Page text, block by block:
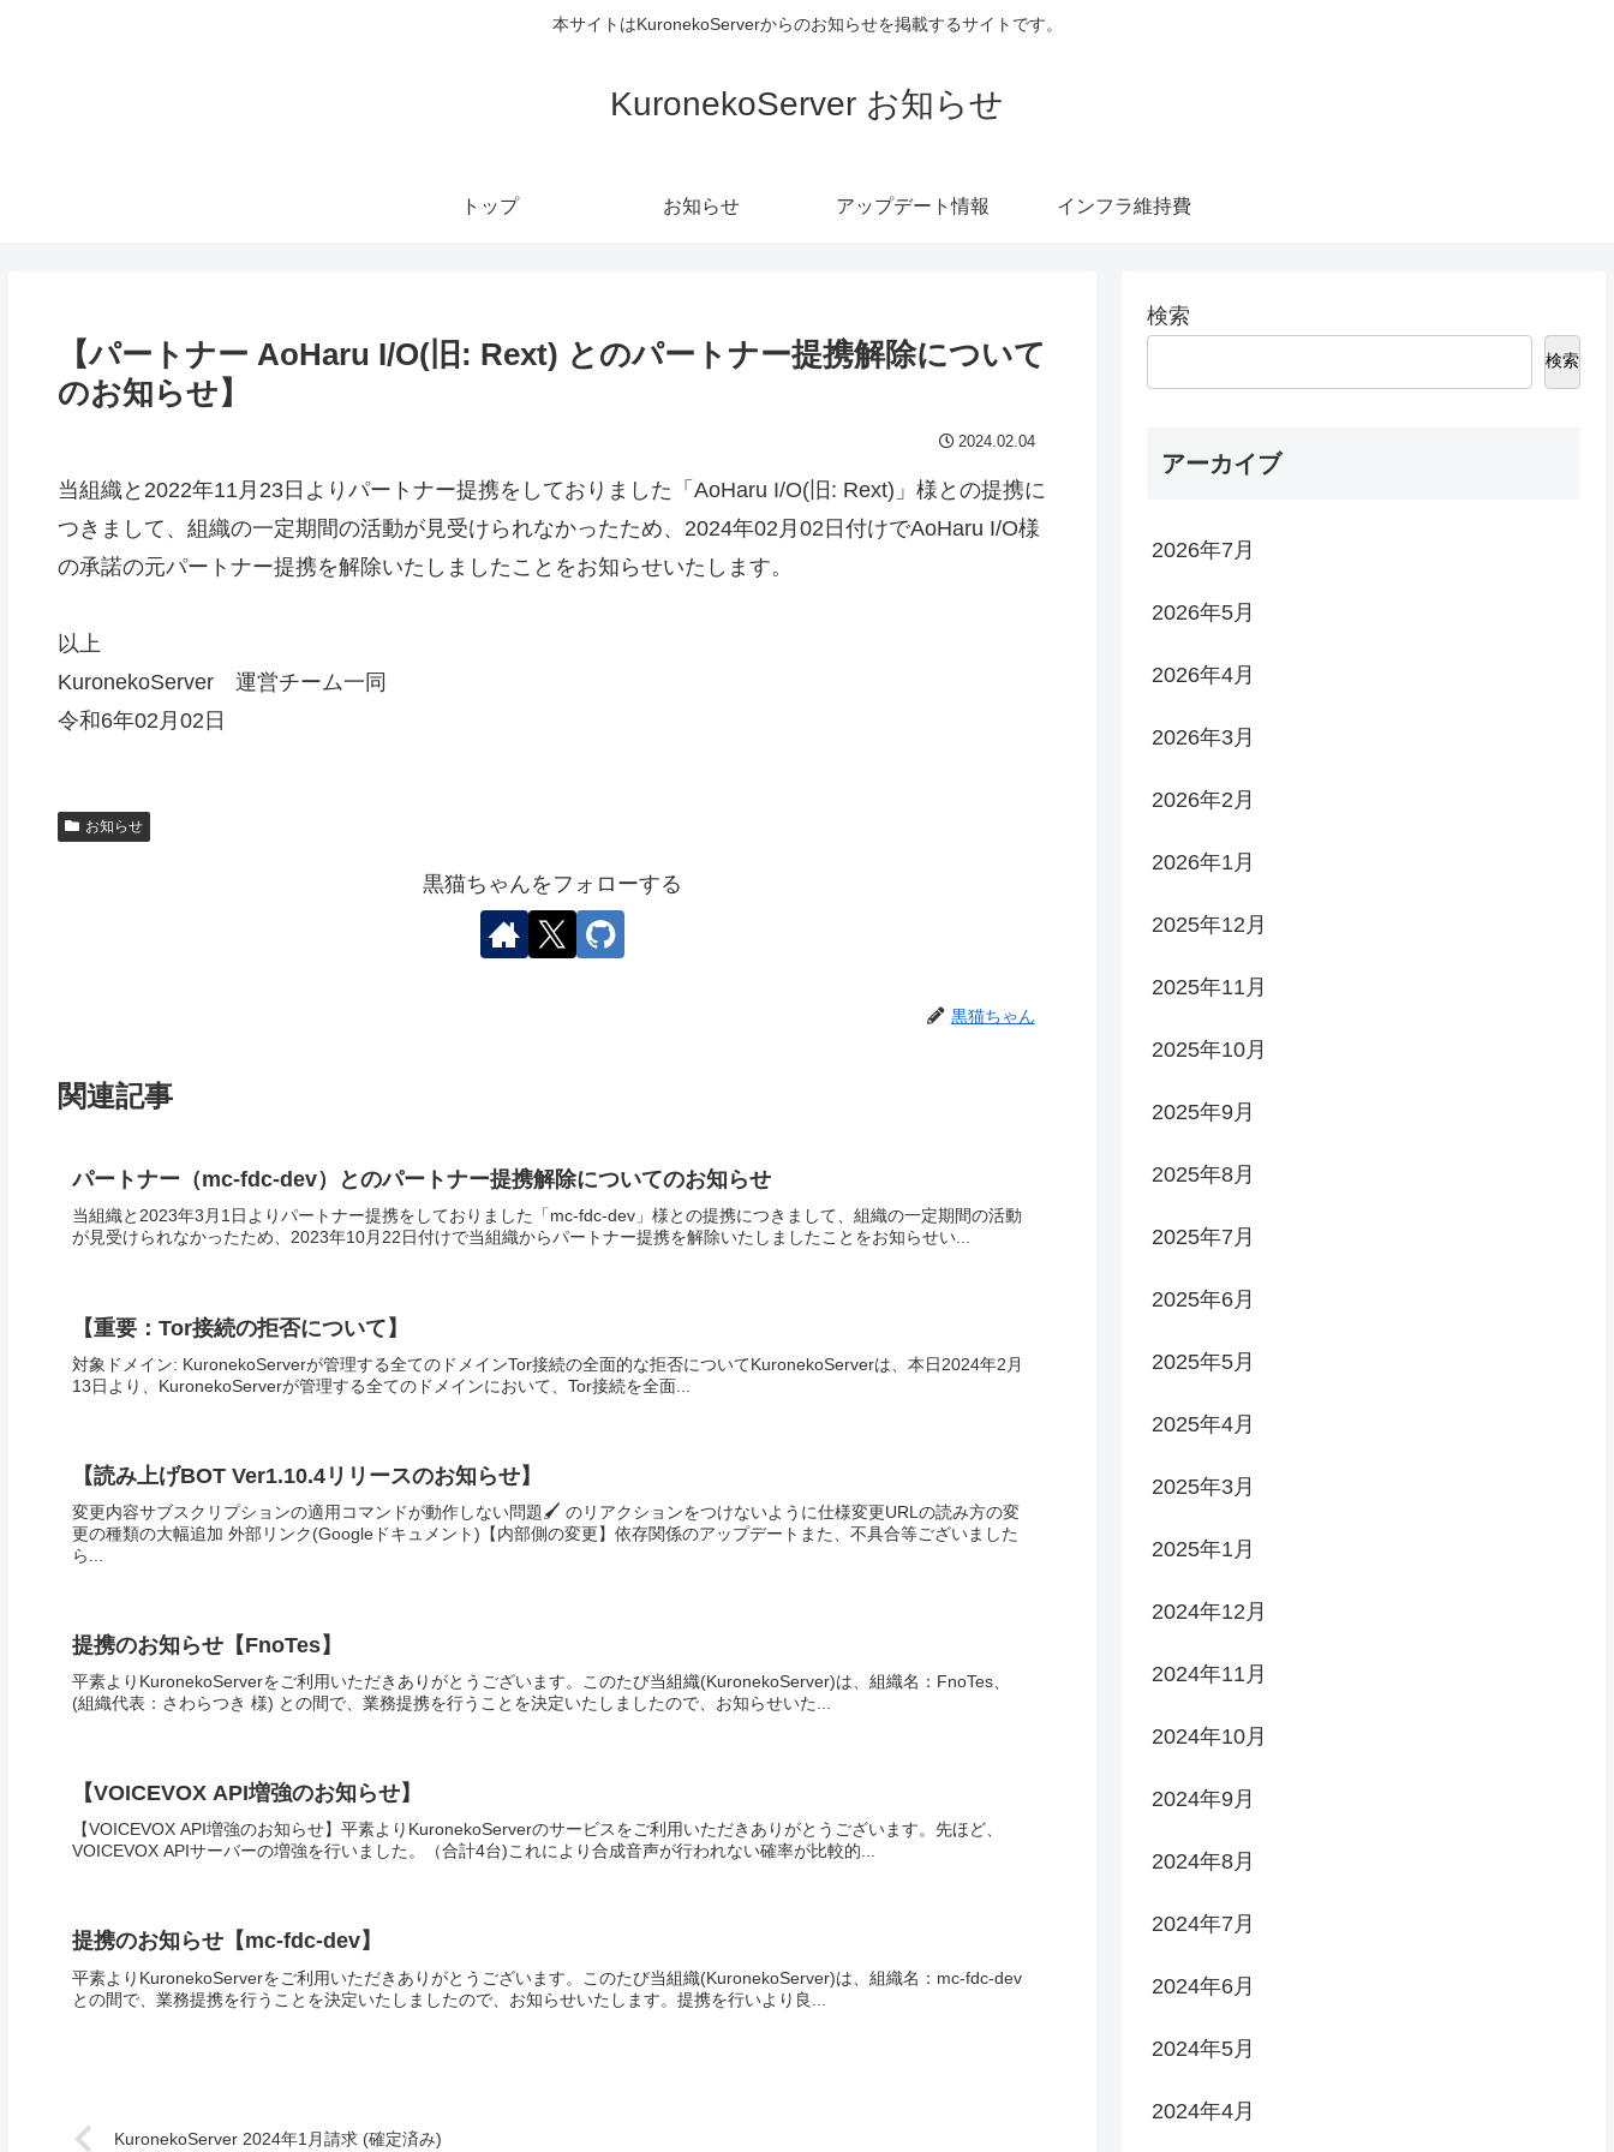
本サイトはKuronekoServerからのお知らせを掲載するサイトです。
KuronekoServer お知らせ
トップ お知らせ アップデート情報 インフラ維持費
【パートナー AoHaru I/O(旧: Rext) とのパートナー提携解除について
のお知らせ】
2024.02.04
当組織と2022年11月23日よりパートナー提携をしておりました「AoHaru I/O(旧: Rext)」様との提携に
つきまして、組織の一定期間の活動が見受けられなかったため、2024年02月02日付けでAoHaru I/O様
の承諾の元パートナー提携を解除いたしましたことをお知らせいたします。
以上
KuronekoServer 運営チーム一同
令和6年02月02日
お知らせ
黒猫ちゃんをフォローする
黒猫ちゃん
関連記事
パートナー（mc-fdc-dev）とのパートナー提携解除についてのお知らせ
当組織と2023年3月1日よりパートナー提携をしておりました「mc-fdc-dev」様との提携につきまして、組織の一定期間の活動
が見受けられなかったため、2023年10月22日付けで当組織からパートナー提携を解除いたしましたことをお知らせい...
【重要：Tor接続の拒否について】
対象ドメイン: KuronekoServerが管理する全てのドメインTor接続の全面的な拒否についてKuronekoServerは、本日2024年2月
13日より、KuronekoServerが管理する全てのドメインにおいて、Tor接続を全面...
【読み上げBOT Ver1.10.4リリースのお知らせ】
変更内容サブスクリプションの適用コマンドが動作しない問題🖌 のリアクションをつけないように仕様変更URLの読み方の変
更の種類の大幅追加 外部リンク(Googleドキュメント)【内部側の変更】依存関係のアップデートまた、不具合等ございました
ら...
提携のお知らせ【FnoTes】
平素よりKuronekoServerをご利用いただきありがとうございます。このたび当組織(KuronekoServer)は、組織名：FnoTes、
(組織代表：さわらつき 様) との間で、業務提携を行うことを決定いたしましたので、お知らせいた...
【VOICEVOX API増強のお知らせ】
【VOICEVOX API増強のお知らせ】平素よりKuronekoServerのサービスをご利用いただきありがとうございます。先ほど、
VOICEVOX APIサーバーの増強を行いました。（合計4台)これにより合成音声が行われない確率が比較的...
提携のお知らせ【mc-fdc-dev】
平素よりKuronekoServerをご利用いただきありがとうございます。このたび当組織(KuronekoServer)は、組織名：mc-fdc-dev
との間で、業務提携を行うことを決定いたしましたので、お知らせいたします。提携を行いより良...
KuronekoServer 2024年1月請求 (確定済み)
検索
検索
アーカイブ
2026年7月
2026年5月
2026年4月
2026年3月
2026年2月
2026年1月
2025年12月
2025年11月
2025年10月
2025年9月
2025年8月
2025年7月
2025年6月
2025年5月
2025年4月
2025年3月
2025年1月
2024年12月
2024年11月
2024年10月
2024年9月
2024年8月
2024年7月
2024年6月
2024年5月
2024年4月